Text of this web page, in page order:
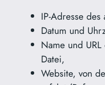
IP-Adresse
Datum und
Name und
Datei,
Website, von